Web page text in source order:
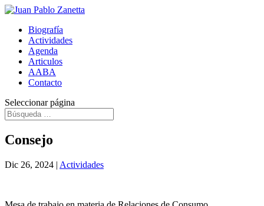
Biografía
Actividades
Agenda
Articulos
AABA
Contacto
Seleccionar página
Consejo
Dic 26, 2024 | Actividades